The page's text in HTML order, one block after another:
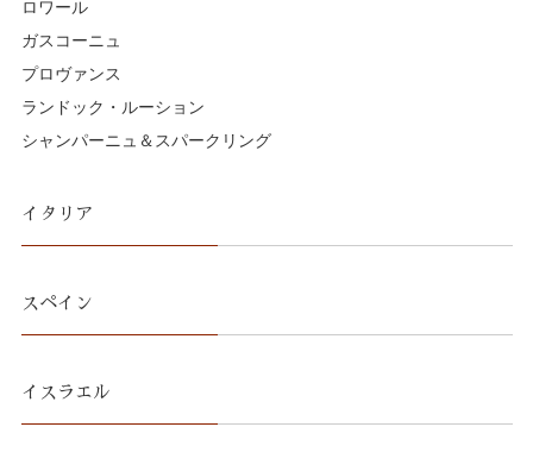
ロワール
ガスコーニュ
プロヴァンス
ランドック・ルーション
シャンパーニュ＆スパークリング
イタリア
スペイン
イスラエル